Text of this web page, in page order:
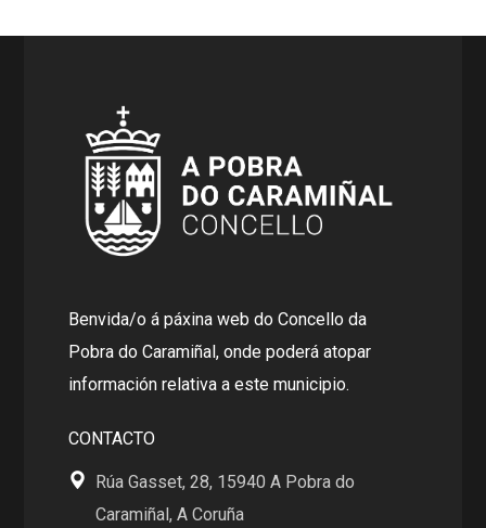
Benvida/o á páxina web do Concello da
Pobra do Caramiñal, onde poderá atopar
información relativa a este municipio.
CONTACTO
Rúa Gasset, 28, 15940 A Pobra do
Caramiñal, A Coruña